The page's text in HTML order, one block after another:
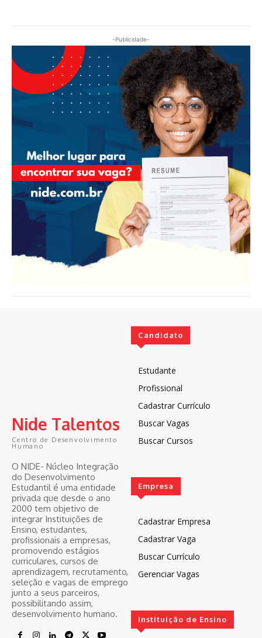
-Publicidade-
Nide Talentos
Centro de Desenvolvimento
Humano
O NIDE- Núcleo Integração
do Desenvolvimento
Estudantil é uma entidade
privada que desde o ano
2000 tem objetivo de
integrar Instituições de
Ensino, estudantes,
profissionais a empresas,
promovendo estágios
curriculares, cursos de
aprendizagem, recrutamento,
seleção e vagas de emprego
junto a seus parceiros,
possibilitando assim,
desenvolvimento humano.
Candidato
Estudante
Profissional
Cadastrar Currículo
Buscar Vagas
Buscar Cursos
Empresa
Cadastrar Empresa
Cadastrar Vaga
Buscar Currículo
Gerenciar Vagas
Instituição de Ensino